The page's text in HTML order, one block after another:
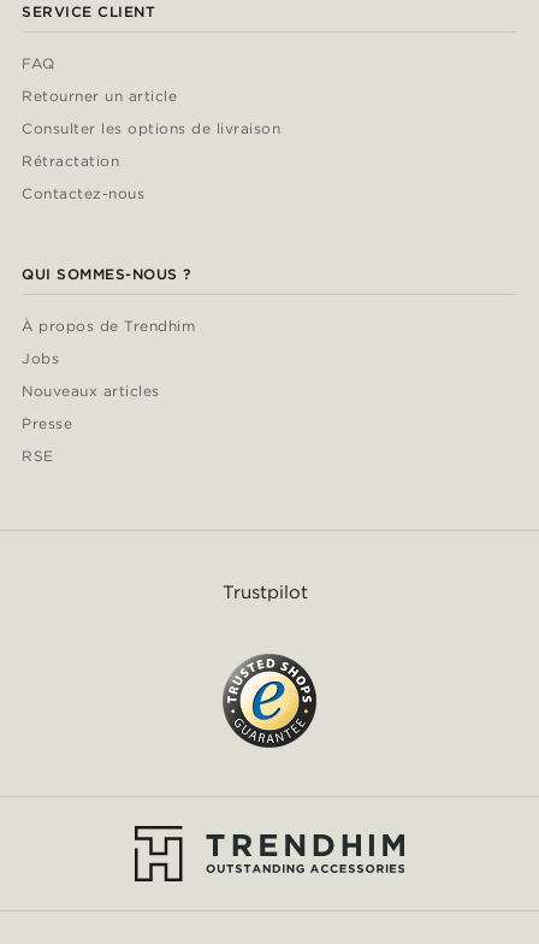
SERVICE CLIENT
FAQ
Retourner un article
Consulter les options de livraison
Rétractation
Contactez-nous
QUI SOMMES-NOUS ?
À propos de Trendhim
Jobs
Nouveaux articles
Presse
RSE
Trustpilot